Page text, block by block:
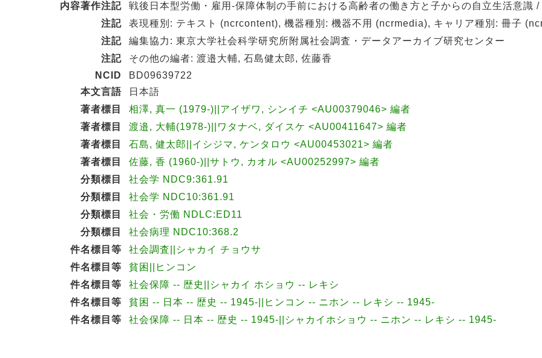
内容著作注記
戦後日本型労働・雇用-保障体制の手前における高齢者の働き方と子からの自立生活意識
注記
表現種別: テキスト (ncrcontent), 機器種別: 機器不用 (ncrmedia), キャリア種別: 冊子
注記
編集協力: 東京大学社会科学研究所附属社会調査・データアーカイブ研究センター
注記
その他の編者: 渡邉大輔, 石島健太郎, 佐藤香
NCID
BD09639722
本文言語
日本語
著者標目
相澤, 真一 (1979-)||アイザワ, シンイチ <AU00379046> 編者
著者標目
渡邉, 大輔(1978-)||ワタナベ, ダイスケ <AU00411647> 編者
著者標目
石島, 健太郎||イシジマ, ケンタロウ <AU00453021> 編者
著者標目
佐藤, 香 (1960-)||サトウ, カオル <AU00252997> 編者
分類標目
社会学 NDC9:361.91
分類標目
社会学 NDC10:361.91
分類標目
社会・労働 NDLC:ED11
分類標目
社会病理 NDC10:368.2
件名標目等
社会調査||シャカイ チョウサ
件名標目等
貧困||ヒンコン
件名標目等
社会保障 -- 歴史||シャカイ ホショウ -- レキシ
件名標目等
貧困 -- 日本 -- 歴史 -- 1945-||ヒンコン -- ニホン -- レキシ -- 1945-
件名標目等
社会保障 -- 日本 -- 歴史 -- 1945-||シャカイホショウ -- ニホン -- レキシ -- 1945-